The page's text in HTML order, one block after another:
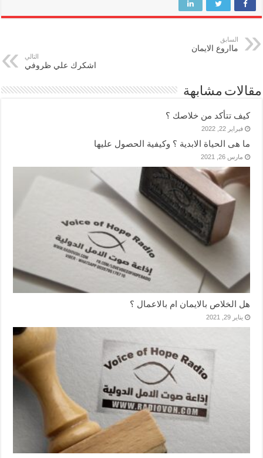
السابق
مااروع الايمان
التالي
اشكرك علي ظروفي
مقالات مشابهة
كيف تتأكد من خلاصك ؟
فبراير 22, 2022
ما هى الحياة الابدية ؟ وكيفية الحصول عليها
مارس 26, 2021
هل الخلاص بالايمان ام بالاعمال ؟
يناير 29, 2021